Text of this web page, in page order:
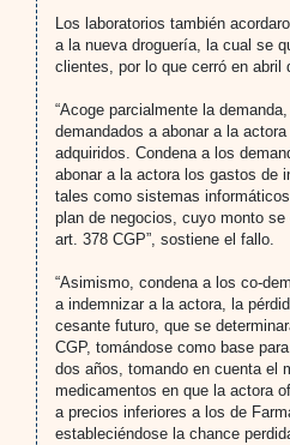
Los laboratorios también
a la nueva droguería, la cual se
clientes, por lo que cerró en abril
“Acoge parcialmente la
demandados a abonar a la
adquiridos. Condena a los
abonar a la actora los gastos de
tales como sistemas
plan de negocios, cuyo monto se
art. 378 CGP”, sostiene el fallo.
“Asimismo, condena a los co-
a indemnizar a la actora, la
cesante futuro, que se
CGP, tomándose como base
dos años, tomando en cuenta el
medicamentos en que la actora
a precios inferiores a los de
estableciéndose la chance